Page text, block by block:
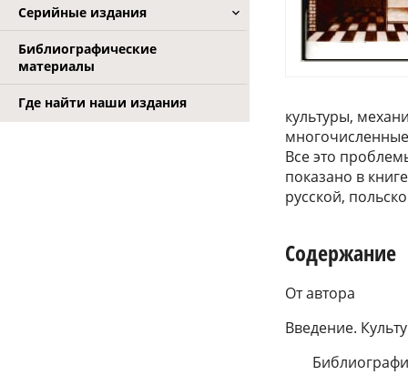
Серийные издания
Библиографические
материалы
Где найти наши издания
культуры,
Все это
показано в
русской,
Содержание
От автора
Введение.